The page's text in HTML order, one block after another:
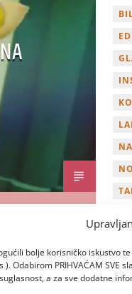
bolje korisničko iskustvo
). Odabirom PRIHVAĆAM SVE
a za sve dodatne
Na